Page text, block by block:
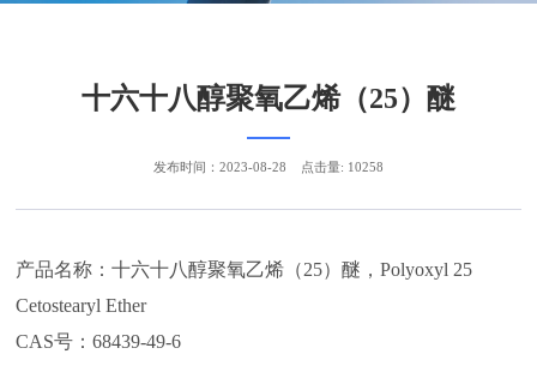
十六十八醇聚氧乙烯（25）醚
产品名称：十六十八醇聚氧乙烯（25）醚，Polyoxyl 25
Cetostearyl Ether
CAS号：68439-49-6